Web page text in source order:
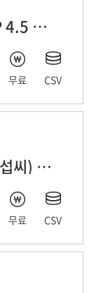
아시아 미래 기상 일단위 RCP 4.5 자료
무료 CSV
파주시 필지단위 지표면온도(섭씨) 2025년 6월
무료 CSV